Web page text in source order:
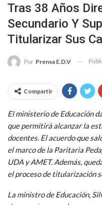
Tras 38 Años
Secundario Y
Titularizar Sus
Por Prensa E.D.V
Compartir
El ministerio de Educación
que permitirá alcanzar la
docentes. El acuerdo que
el marco de la Paritaria
UDA y AMET. Además,
el proceso de titularización
La ministro de Educación,